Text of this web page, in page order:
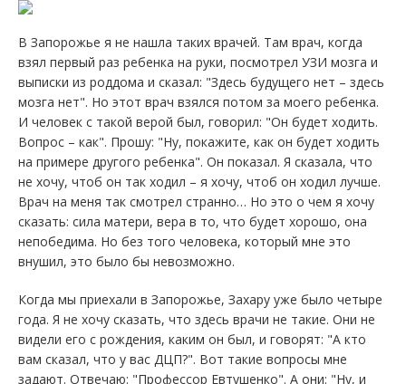
В Запорожье я не нашла таких врачей. Там врач, когда
взял первый раз ребенка на руки, посмотрел УЗИ мозга и
выписки из роддома и сказал: "Здесь будущего нет – здесь
мозга нет". Но этот врач взялся потом за моего ребенка.
И человек с такой верой был, говорил: "Он будет ходить.
Вопрос – как". Прошу: "Ну, покажите, как он будет ходить
на примере другого ребенка". Он показал. Я сказала, что
не хочу, чтоб он так ходил – я хочу, чтоб он ходил лучше.
Врач на меня так смотрел странно… Но это о чем я хочу
сказать: сила матери, вера в то, что будет хорошо, она
непобедима. Но без того человека, который мне это
внушил, это было бы невозможно.
Когда мы приехали в Запорожье, Захару уже было четыре
года. Я не хочу сказать, что здесь врачи не такие. Они не
видели его с рождения, каким он был, и говорят: "А кто
вам сказал, что у вас ДЦП?". Вот такие вопросы мне
задают. Отвечаю: "Профессор Евтушенко". А они: "Ну, и